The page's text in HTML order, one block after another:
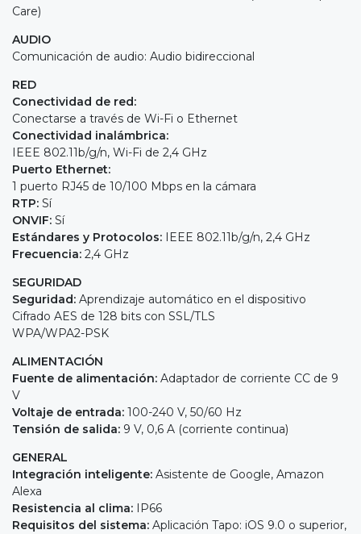
Care)
AUDIO
Comunicación de audio: Audio bidireccional
RED
Conectividad de red:
Conectarse a través de Wi-Fi o Ethernet
Conectividad inalámbrica:
IEEE 802.11b/g/n, Wi-Fi de 2,4 GHz
Puerto Ethernet:
1 puerto RJ45 de 10/100 Mbps en la cámara
RTP: Sí
ONVIF: Sí
Estándares y Protocolos: IEEE 802.11b/g/n, 2,4 GHz
Frecuencia: 2,4 GHz
SEGURIDAD
Seguridad: Aprendizaje automático en el dispositivo
Cifrado AES de 128 bits con SSL/TLS
WPA/WPA2-PSK
ALIMENTACIÓN
Fuente de alimentación: Adaptador de corriente CC de 9
V
Voltaje de entrada: 100-240 V, 50/60 Hz
Tensión de salida: 9 V, 0,6 A (corriente continua)
GENERAL
Integración inteligente: Asistente de Google, Amazon
Alexa
Resistencia al clima: IP66
Requisitos del sistema: Aplicación Tapo: iOS 9.0 o superior,